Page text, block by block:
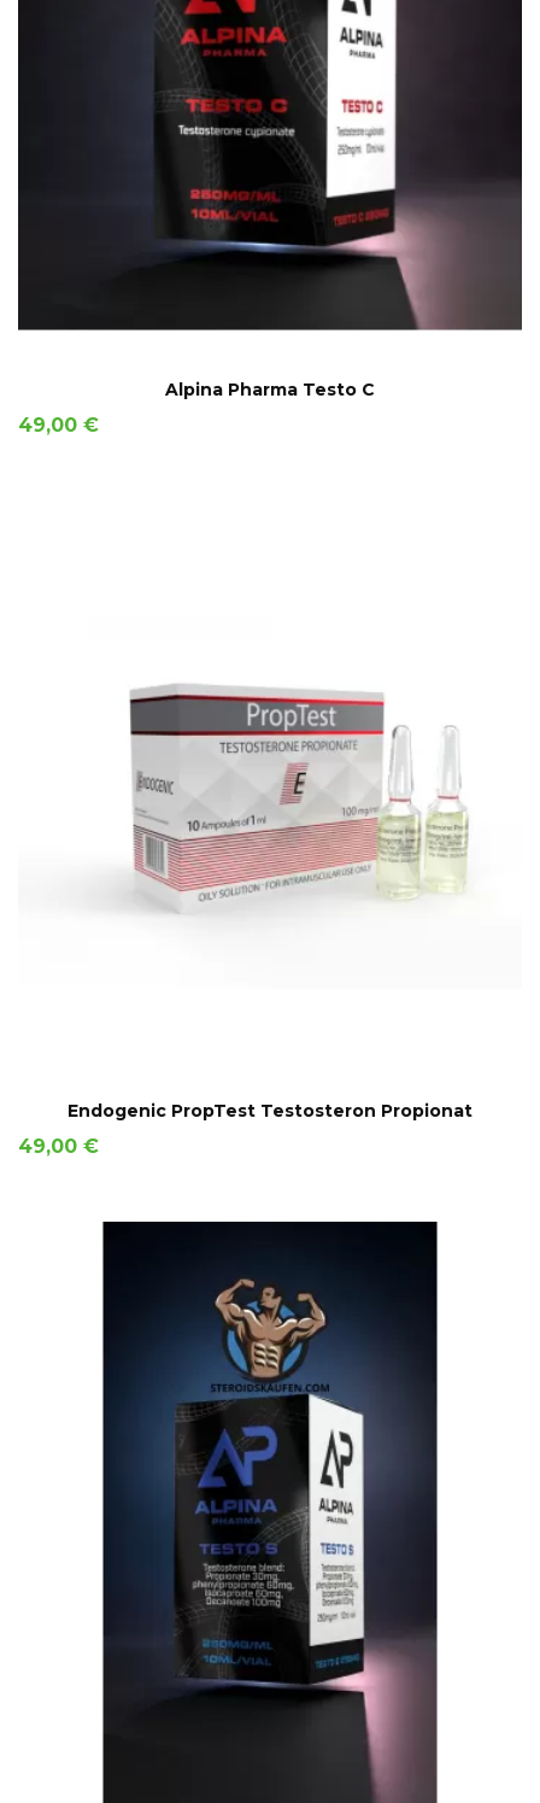
AÑADIR A LA CESTA
Alpina Pharma Testo C
Precio
49,00 €
AÑADIR A LA CESTA
Endogenic PropTest Testosteron Propionat
Precio
49,00 €